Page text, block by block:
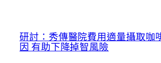
研討：秀傳醫院費用適量攝取咖
因 有助下降掉智風險